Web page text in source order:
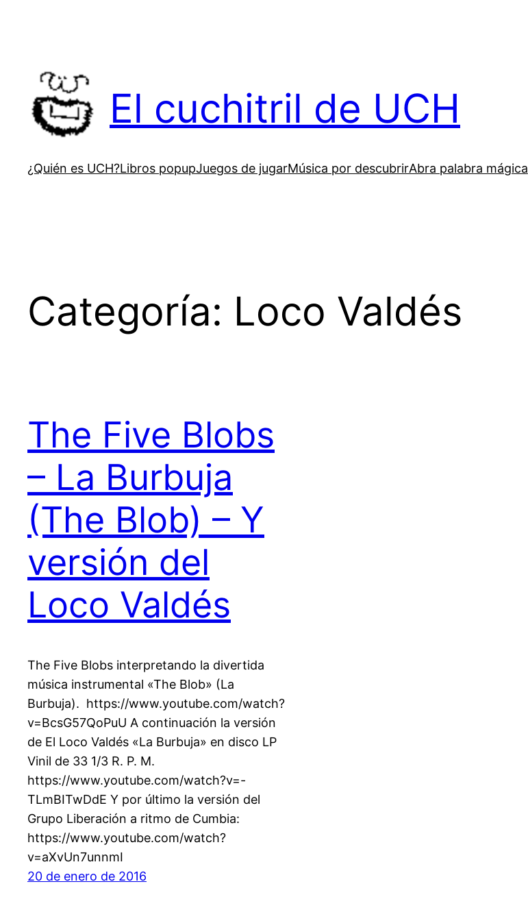
El cuchitril de UCH
¿Quién es UCH?Libros popupJuegos de jugarMúsica por descubrirAbra palabra mágica
Categoría: Loco Valdés
The Five Blobs
– La Burbuja
(The Blob) – Y
versión del
Loco Valdés
The Five Blobs interpretando la divertida
música instrumental «The Blob» (La
Burbuja). https://www.youtube.com/watch?
v=BcsG57QoPuU A continuación la versión
de El Loco Valdés «La Burbuja» en disco LP
Vinil de 33 1/3 R. P. M.
https://www.youtube.com/watch?v=-
TLmBITwDdE Y por último la versión del
Grupo Liberación a ritmo de Cumbia:
https://www.youtube.com/watch?
v=aXvUn7unnmI
20 de enero de 2016